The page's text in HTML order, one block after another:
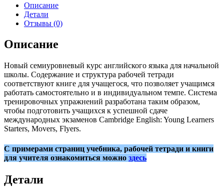
Описание
Детали
Отзывы (0)
Описание
Новый семиуровневый курс английского языка для начальной
школы. Содержание и структура рабочей тетради
соответствуют книге для учащегося, что позволяет учащимся
работать самостоятельно и в индивидуальном темпе. Система
тренировочных упражнений разработана таким образом,
чтобы подготовить учащихся к успешной сдаче
международных экзаменов Cambridge English: Young Learners
Starters, Movers, Flyers.
С примерами страниц учебника, рабочей тетради и книги
для учителя ознакомиться можно здесь
Детали